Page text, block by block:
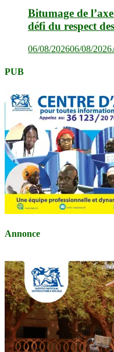
Bitumage de
défi du respect
06/08/202606/08/2026
PUB
Annonce